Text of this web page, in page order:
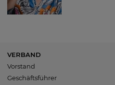
VERBAND
Vorstand
Geschäftsführer